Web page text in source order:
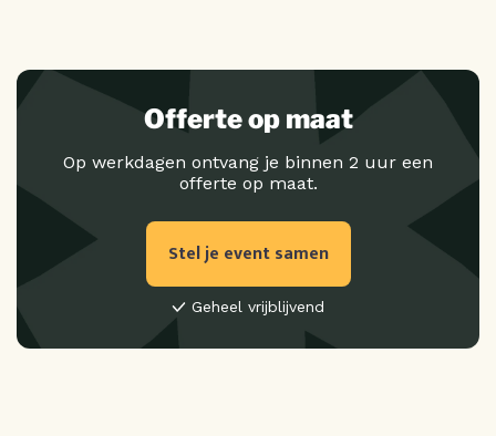
Offerte op maat
Op werkdagen ontvang je binnen 2 uur een
offerte op maat.
Stel je event samen
Geheel vrijblijvend